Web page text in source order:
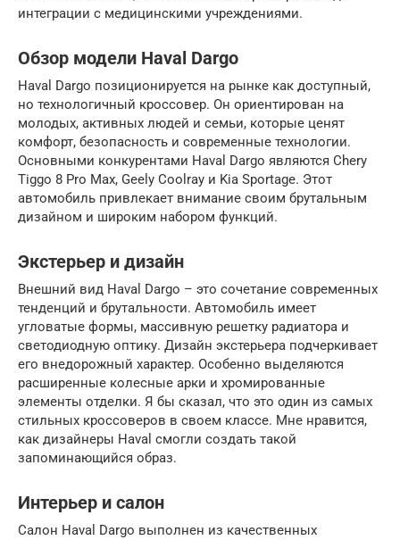
интеграции с медицинскими учреждениями.
Обзор модели Haval Dargo
Haval Dargo позиционируется на рынке как доступный,
но технологичный кроссовер. Он ориентирован на
молодых, активных людей и семьи, которые ценят
комфорт, безопасность и современные технологии.
Основными конкурентами Haval Dargo являются Chery
Tiggo 8 Pro Max, Geely Coolray и Kia Sportage. Этот
автомобиль привлекает внимание своим брутальным
дизайном и широким набором функций.
Экстерьер и дизайн
Внешний вид Haval Dargo – это сочетание современных
тенденций и брутальности. Автомобиль имеет
угловатые формы, массивную решетку радиатора и
светодиодную оптику. Дизайн экстерьера подчеркивает
его внедорожный характер. Особенно выделяются
расширенные колесные арки и хромированные
элементы отделки. Я бы сказал, что это один из самых
стильных кроссоверов в своем классе. Мне нравится,
как дизайнеры Haval смогли создать такой
запоминающийся образ.
Интерьер и салон
Салон Haval Dargo выполнен из качественных